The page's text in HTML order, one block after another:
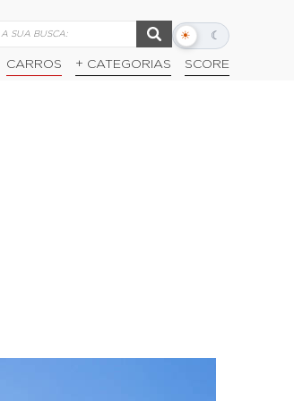
☀ ☾
Alternar
escuro
CARROS + CATEGORIAS SCORE